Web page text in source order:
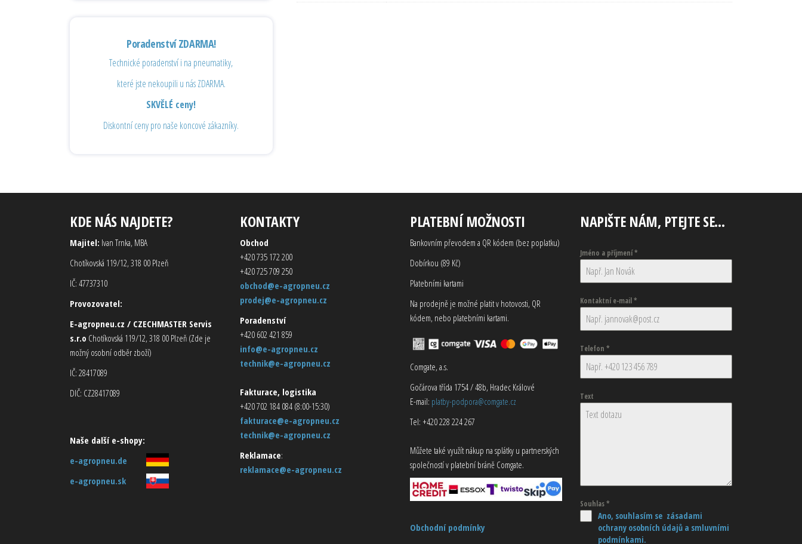
Poradenství ZDARMA!
Technické poradenství i na pneumatiky,
které jste nekoupili u nás ZDARMA.
SKVĚLÉ ceny!
Diskontní ceny pro naše koncové zákazníky.
KDE NÁS NAJDETE?
Majitel: Ivan Trnka, MBA
Chotíkovská 119/12, 318 00 Plzeň
IČ: 47737310
Provozovatel:
E-agropneu.cz / CZECHMASTER Servis
s.r.o Chotíkovská 119/12, 318 00 Plzeň (Zde je
možný osobní odběr zboží)
IČ: 28417089
DIČ: CZ28417089
Naše další e-shopy:
e-agropneu.de
e-agropneu.sk
KONTAKTY
Obchod
+420 735 172 200
+420 725 709 250
obchod@e-agropneu.cz
prodej@e-agropneu.cz
Poradenství
+420 602 421 859
info@e-agropneu.cz
technik@e-agropneu.cz
Fakturace, logistika
+420 702 184 084 (8:00-15:30)
fakturace@e-agropneu.cz
technik@e-agropneu.cz
Reklamace:
reklamace@e-agropneu.cz
PLATEBNÍ MOŽNOSTI
Bankovním převodem a QR kódem (bez poplatku)
Dobírkou (89 Kč)
Platebními kartami
Na prodejně je možné platit v hotovosti, QR
kódem, nebo platebními kartami.
Comgate, a.s.
Gočárova třída 1754 / 48b, Hradec Králové
E-mail: platby-podpora@comgate.cz
Tel: +420 228 224 267
Můžete také využít nákup na splátky u partnerských
společností v platební bráně Comgate.
Obchodní podmínky
NAPIŠTE NÁM, PTEJTE SE…
Jméno a příjmení*
Kontaktní e-mail*
Telefon *
Text
Souhlas*
Ano, souhlasím se zásadami
ochrany osobních údajů a smluvními
podmínkami.